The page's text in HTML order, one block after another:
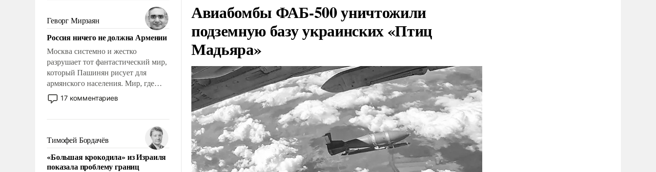
уязвимости США, например, перед
Китаем.
Геворг Мирзаян
Россия ничего не должна Армении
Москва системно и жестко
разрушает тот фантастический мир,
который Пашинян рисует для
армянского населения. Мир, где
политические прожекты будут
безусловно оплачиваться за счет
где Еревану за свои поступки не
нужно отвечать.
17 комментариев
Тимофей Бордачёв
«Большая крокодила» из Израиля
показала проблему границ
Авиабомбы ФАБ-500 уничтожили
подземную базу украинских «Птиц
Мадьяра»